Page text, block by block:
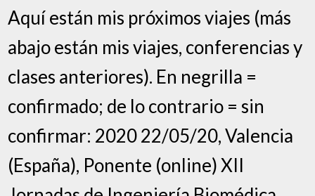
Aquí están mis próximos viajes (más
abajo están mis viajes, conferencias y
clases anteriores). En negrilla =
confirmado; de lo contrario = sin
confirmar: 2020 22/05/20, Valencia
(España), Ponente (online) XII